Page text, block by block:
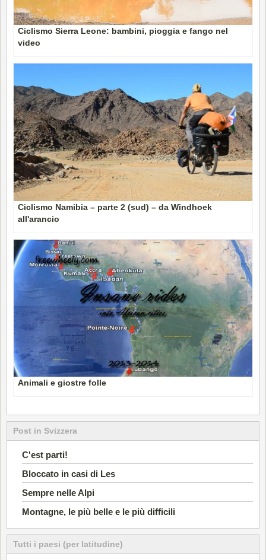
Ciclismo Sierra Leone: bambini, pioggia e fango nel
video
Ciclismo Namibia – parte 2 (sud) – da Windhoek
all'arancio
Animali e giostre folle
Post in Svizzera
C'est parti!
Bloccato in casi di Les
Sempre nelle Alpi
Montagne, le più belle e le più difficili
Tutti i paesi (per latitudine)